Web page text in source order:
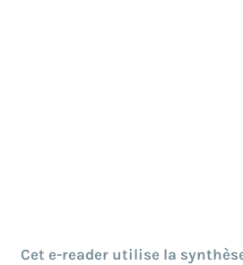
Cet e-reader utilise la